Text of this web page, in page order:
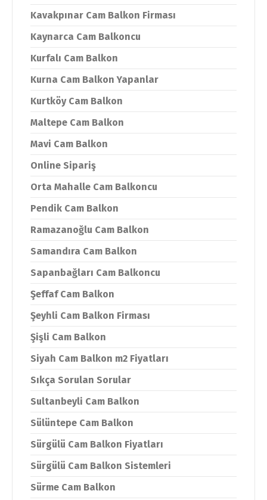
Kavakpınar Cam Balkon Firması
Kaynarca Cam Balkoncu
Kurfalı Cam Balkon
Kurna Cam Balkon Yapanlar
Kurtköy Cam Balkon
Maltepe Cam Balkon
Mavi Cam Balkon
Online Sipariş
Orta Mahalle Cam Balkoncu
Pendik Cam Balkon
Ramazanoğlu Cam Balkon
Samandıra Cam Balkon
Sapanbağları Cam Balkoncu
Şeffaf Cam Balkon
Şeyhli Cam Balkon Firması
Şişli Cam Balkon
Siyah Cam Balkon m2 Fiyatları
Sıkça Sorulan Sorular
Sultanbeyli Cam Balkon
Sülüntepe Cam Balkon
Sürgülü Cam Balkon Fiyatları
Sürgülü Cam Balkon Sistemleri
Sürme Cam Balkon